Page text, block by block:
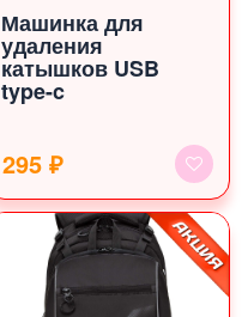
Машинка для
удаления
катышков USB
type-c
295 ₽